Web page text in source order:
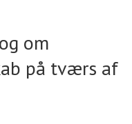
om
på tværs af